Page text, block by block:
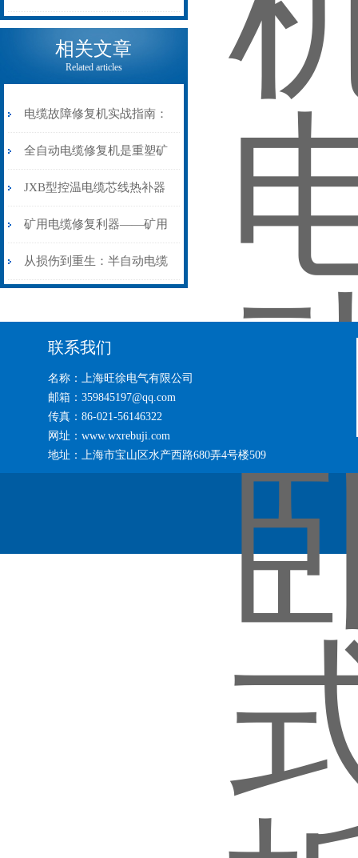
电缆热补机的核心价值
相关文章
Related articles
电缆故障修复机实战指南：
从“盲测”到“精确定点”的三
步作业法
全自动电缆修复机是重塑矿
山电力动脉的“智能外科医
生”
JXB型控温电缆芯线热补器
安装与接线：精准修复的工
艺基石
矿用电缆修复利器——矿用
电缆热补机智能控温，安全
从损伤到重生：半自动电缆
联系我们
名称：上海旺徐电气有限公司
邮箱：359845197@qq.com
传真：86-021-56146322
网址：www.wxrebuji.com
地址：上海市宝山区水产西路680弄4号楼509